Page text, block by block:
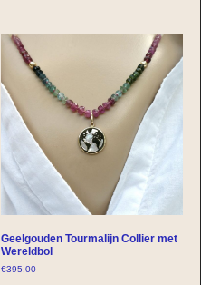
Geelgouden Tourmalijn Collier met
Wereldbol
€395,00